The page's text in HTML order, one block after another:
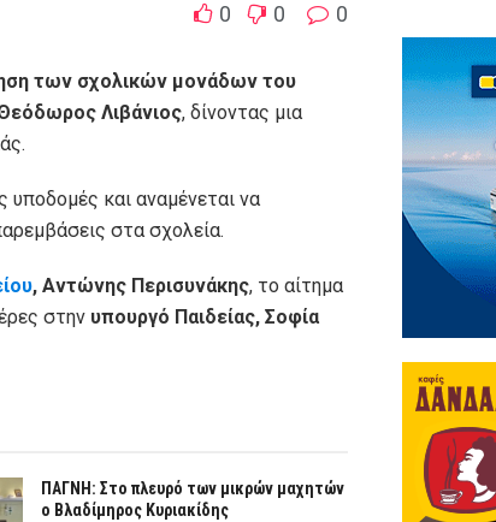
0 0 0
των σχολικών μονάδων του
Λιβάνιος, δίνοντας μια
υποδομές και αναμένεται να
στα σχολεία.
, Αντώνης Περισυνάκης, το αίτημα
στην υπουργό Παιδείας, Σοφία
ΠΑΓΝΗ: Στο πλευρό των μικρών μαχητών
ο Βλαδίμηρος Κυριακίδης